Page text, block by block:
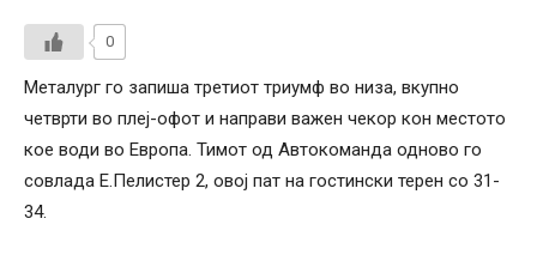
0
Металург го запиша третиот триумф во низа, вкупно
четврти во плеј-офот и направи важен чекор кон местото
кое води во Европа. Тимот од Автокоманда одново го
совлада Е.Пелистер 2, овој пат на гостински терен со 31-
34.